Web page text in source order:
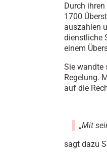
Durch
1700
auszahlen
dienstliche
einem
Sie wandte
Regelung.
auf die
„Mit
sagt dazu